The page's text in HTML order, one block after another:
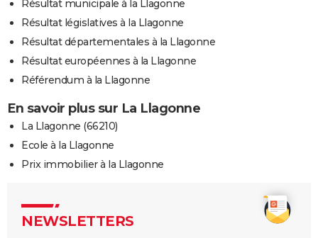
Résultat municipale à la Llagonne
Résultat législatives à la Llagonne
Résultat départementales à la Llagonne
Résultat européennes à la Llagonne
Référendum à la Llagonne
En savoir plus sur La Llagonne
La Llagonne (66210)
Ecole à la Llagonne
Prix immobilier à la Llagonne
NEWSLETTERS